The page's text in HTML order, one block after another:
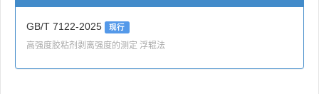
GB/T 7122-2025 现行
高强度胶粘剂剥离强度的测定 浮辊法